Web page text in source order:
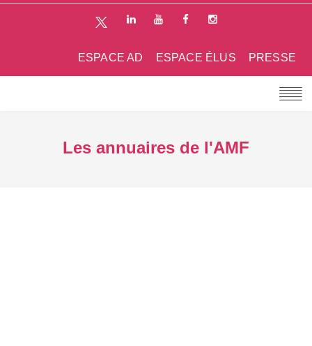
PRESSE
ESPACE ÉLUS
ESPACE AD
Les annuaires de l'AMF